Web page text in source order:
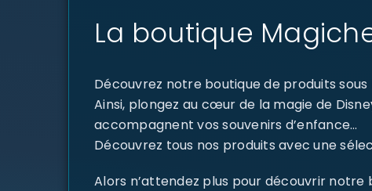
La boutique
Découvrez notre boutique de produits
Ainsi, plongez au cœur de la magie de
accompagnent vos souvenirs d’enfance…
Découvrez tous nos produits avec une
Alors n’attendez plus pour découvrir notre